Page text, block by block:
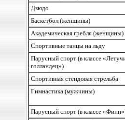
Дзюдо
Баскетбол (женщины)
Академическая гребля (женщины)
Спортивные танцы на льду
Парусный спорт (в классе
голландец»)
Спортивная стендовая стрельба
Гимнастика (мужчины)
Парусный спорт (в классе